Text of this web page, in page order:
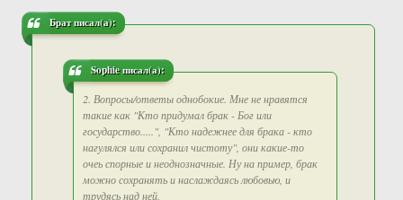
и
Брат писал(а):
Sophie писал(а):
2. Вопросы/ответы однобокие. Мне не нравятся
такие как "Кто придумал брак - Бог или
государство.....", "Кто надежнее для брака - кто
нагулялся или сохранил чистоту", они какие-то
очеь спорные и неоднозначные. Ну на пример, брак
можно сохранять и наслаждаясь любовью, и
трудясь над ней.